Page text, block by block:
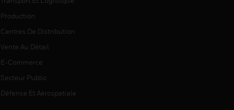
Production
Centres De Distribution
Vente Au Détail
E-Commerce
Secteur Public
Défense Et Aérospatiale